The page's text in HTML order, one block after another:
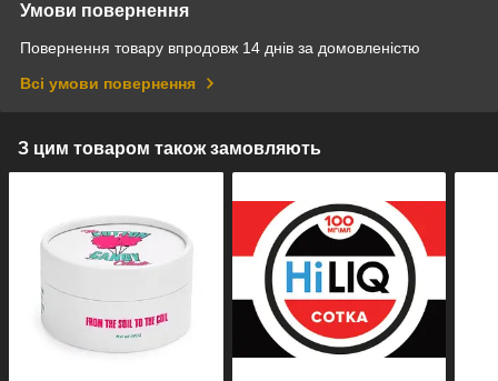
Умови повернення
Повернення товару впродовж 14 днів за домовленістю
Всі умови повернення
З цим товаром також замовляють